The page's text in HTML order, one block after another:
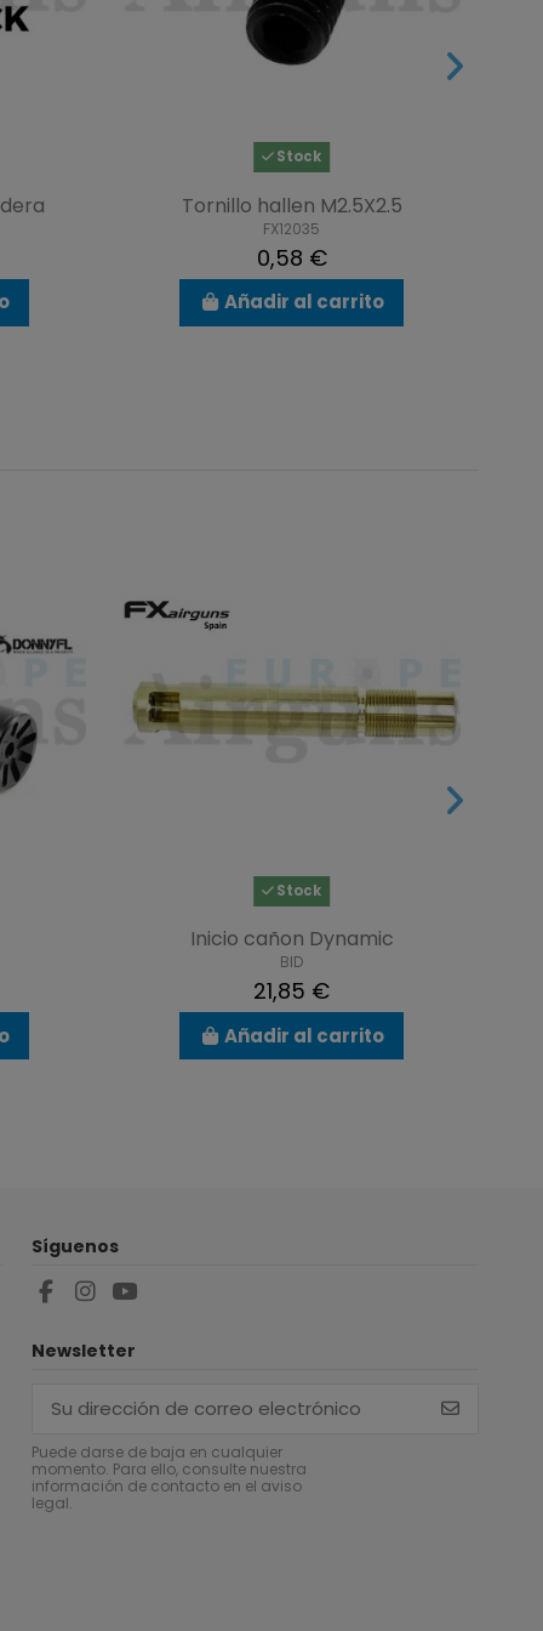
Stock
Tornillo hallen M2.5X2.5
FX12035
0,58 €
Añadir al carrito
Stock
Inicio cañon Dynamic
BID
21,85 €
Añadir al carrito
Síguenos
Newsletter
Puede darse de baja en cualquier
momento. Para ello, consulte nuestra
información de contacto en el aviso
legal.